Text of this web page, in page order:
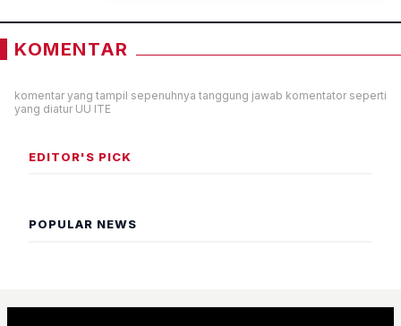
KOMENTAR
komentar yang tampil sepenuhnya tanggung jawab komentator seperti
yang diatur UU ITE
EDITOR'S PICK
POPULAR NEWS